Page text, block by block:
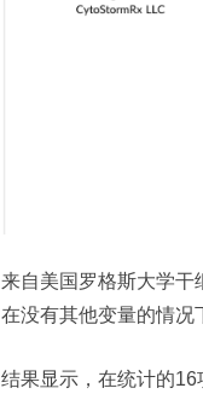
来自美国罗格斯大学干
在没有其他变量的情况
结果显示，在统计的16